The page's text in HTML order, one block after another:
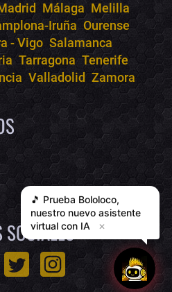
Málaga Melilla
Iruña Ourense
- Vigo Salamanca
Tarragona Tenerife
Valladolid Zamora
SOCIALES
🎵 Prueba Bololoco,
nuestro nuevo asistente
virtual con IA
✕